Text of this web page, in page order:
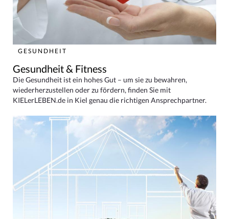
GESUNDHEIT
Gesundheit & Fitness
Die Gesundheit ist ein hohes Gut – um sie zu bewahren,
wiederherzustellen oder zu fördern, finden Sie mit
KIELerLEBEN.de in Kiel genau die richtigen Ansprechpartner.